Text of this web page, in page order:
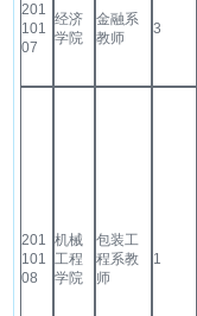
201
101
07
经济
学院
金融系
教师
3
201
101
08
机械
工程
学院
包装工
程系教
师
1